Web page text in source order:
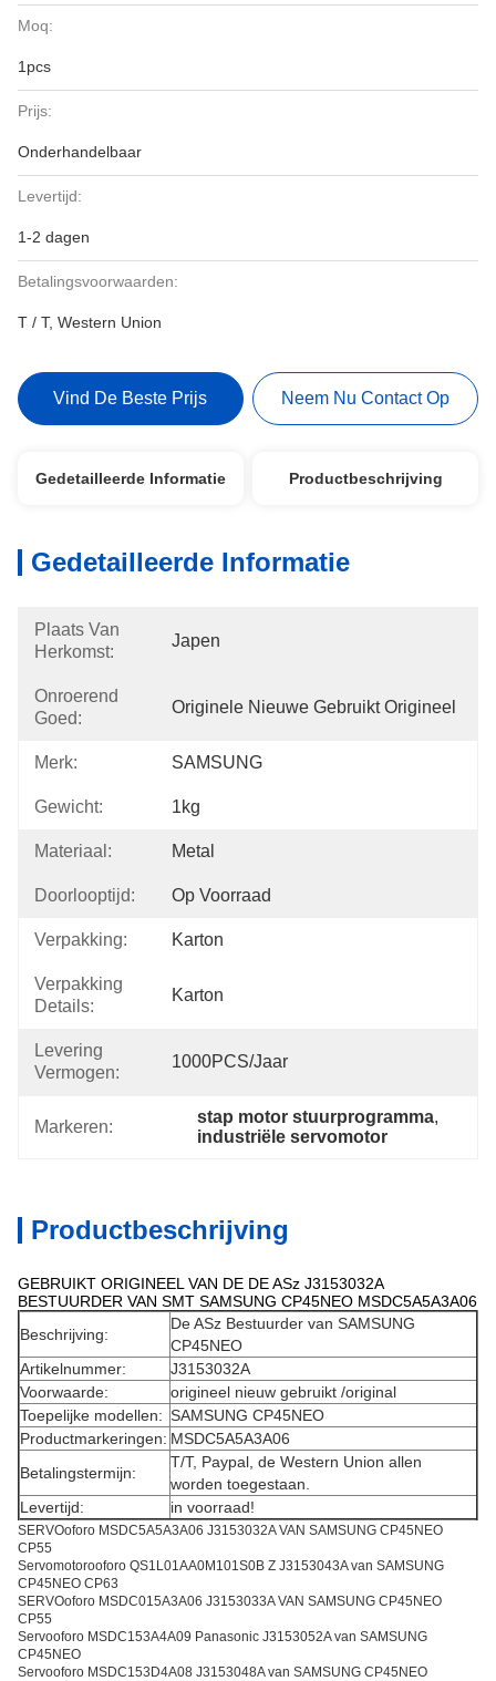
Moq:
1pcs
Prijs:
Onderhandelbaar
Levertijd:
1-2 dagen
Betalingsvoorwaarden:
T / T, Western Union
Vind De Beste Prijs Neem Nu Contact Op
Gedetailleerde Informatie Productbeschrijving
Gedetailleerde Informatie
Plaats Van
Herkomst:
Japen
Onroerend
Goed:
Originele Nieuwe Gebruikt Origineel
Merk: SAMSUNG
Gewicht: 1kg
Materiaal: Metal
Doorlooptijd: Op Voorraad
Verpakking: Karton
Verpakking
Details:
Karton
Levering
Vermogen:
1000PCS/jaar
Markeren:
stap motor stuurprogramma,
industriële servomotor
Productbeschrijving
GEBRUIKT ORIGINEEL VAN DE DE ASz J3153032A
BESTUURDER VAN SMT SAMSUNG CP45NEO MSDC5A5A3A06
Beschrijving:
De ASz Bestuurder van SAMSUNG
CP45NEO
Artikelnummer:
J3153032A
Voorwaarde:
origineel nieuw gebruikt /original
Toepelijke modellen: SAMSUNG CP45NEO
Productmarkeringen: MSDC5A5A3A06
Betalingstermijn:
T/T, Paypal, de Western Union allen
worden toegestaan.
Levertijd:
in voorraad!
SERVOoforo MSDC5A5A3A06 J3153032A VAN SAMSUNG CP45NEO
CP55
Servomotorooforo QS1L01AA0M101S0B Z J3153043A van SAMSUNG
CP45NEO CP63
SERVOoforo MSDC015A3A06 J3153033A VAN SAMSUNG CP45NEO
CP55
Servooforo MSDC153A4A09 Panasonic J3153052A van SAMSUNG
CP45NEO
Servooforo MSDC153D4A08 J3153048A van SAMSUNG CP45NEO